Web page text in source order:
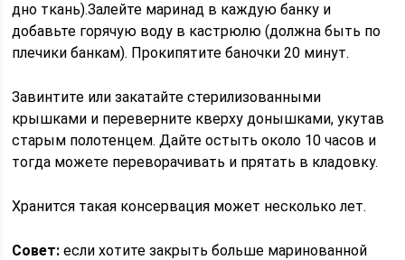
дно ткань).Залейте маринад в каждую банку и
добавьте горячую воду в кастрюлю (должна быть по
плечики банкам). Прокипятите баночки 20 минут.
Завинтите или закатайте стерилизованными
крышками и переверните кверху донышками, укутав
старым полотенцем. Дайте остыть около 10 часов и
тогда можете переворачивать и прятать в кладовку.
Хранится такая консервация может несколько лет.
Совет: если хотите закрыть больше маринованной